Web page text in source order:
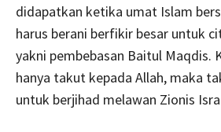
didapatkan ketika umat Islam
harus berani berfikir besar untuk
yakni pembebasan Baitul Maqdis.
hanya takut kepada Allah, maka
untuk berjihad melawan Zionis